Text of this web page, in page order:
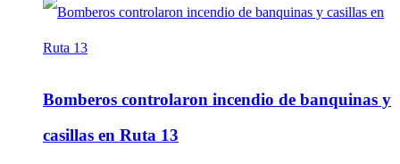
Bomberos controlaron incendio de banquinas y
casillas en Ruta 13